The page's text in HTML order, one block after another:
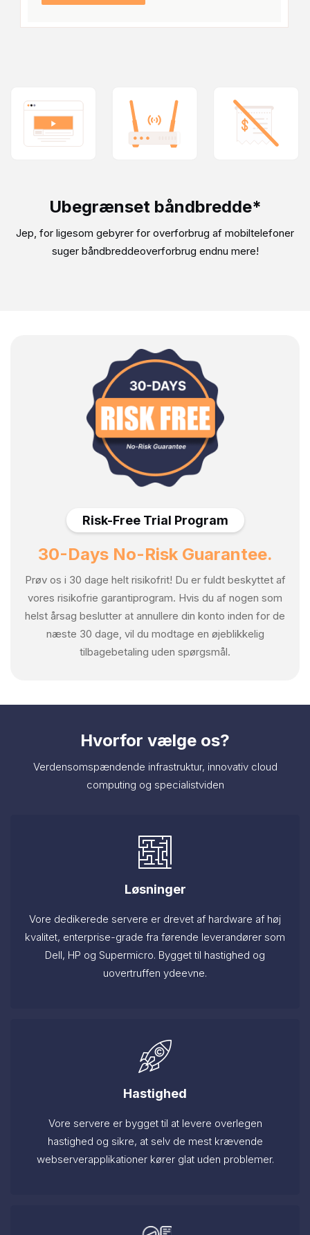
Ubegrænset båndbredde*
Jep, for ligesom gebyrer for overforbrug af mobiltelefoner
suger båndbreddeoverforbrug endnu mere!
Risk-Free Trial Program
30-Days No-Risk Guarantee.
Prøv os i 30 dage helt risikofrit! Du er fuldt beskyttet af
vores risikofrie garantiprogram. Hvis du af nogen som
helst årsag beslutter at annullere din konto inden for de
næste 30 dage, vil du modtage en øjeblikkelig
tilbagebetaling uden spørgsmål.
Hvorfor vælge os?
Verdensomspændende infrastruktur, innovativ cloud
computing og specialistviden
Løsninger
Vore dedikerede servere er drevet af hardware af høj
kvalitet, enterprise-grade fra førende leverandører som
Dell, HP og Supermicro. Bygget til hastighed og
uovertruffen ydeevne.
Hastighed
Vore servere er bygget til at levere overlegen
hastighed og sikre, at selv de mest krævende
webserverapplikationer kører glat uden problemer.